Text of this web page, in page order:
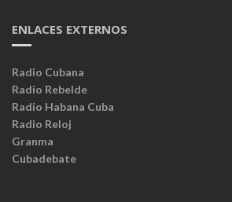
ENLACES EXTERNOS
Radio Cubana
Radio Rebelde
Radio Habana Cuba
Radio Reloj
Granma
Cubadebate